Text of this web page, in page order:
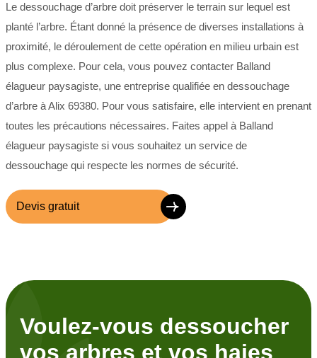
Le dessouchage d’arbre doit préserver le terrain sur lequel est
planté l’arbre. Étant donné la présence de diverses installations à
proximité, le déroulement de cette opération en milieu urbain est
plus complexe. Pour cela, vous pouvez contacter Balland
élagueur paysagiste, une entreprise qualifiée en dessouchage
d’arbre à Alix 69380. Pour vous satisfaire, elle intervient en prenant
toutes les précautions nécessaires. Faites appel à Balland
élagueur paysagiste si vous souhaitez un service de
dessouchage qui respecte les normes de sécurité.
Devis gratuit
Voulez-vous dessoucher
vos arbres et vos haies